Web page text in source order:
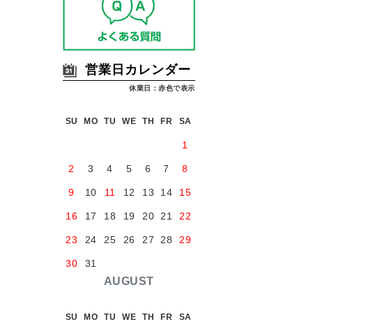
営業日カレンダー
休業日：赤色で表示
AUGUST
SU MO TU WE TH FR SA
1
2 3 4 5 6 7 8
9 10 11 12 13 14 15
16 17 18 19 20 21 22
23 24 25 26 27 28 29
30 31
SU MO TU WE TH FR SA